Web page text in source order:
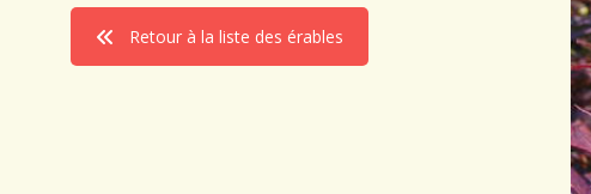
Retour à la liste des érables